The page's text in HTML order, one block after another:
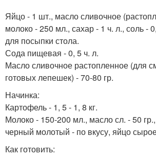
Яйцо - 1 шт., масло сливочное
молоко - 250 мл., сахар - 1 ч. л., соль -
для посыпки стола.
Сода пищевая - 0, 5 ч. л.
Масло сливочное растопленное (для
готовых лепешек) - 70-80 гр.
Начинка:
Картофель - 1, 5 - 1, 8 кг.
Молоко - 150-200 мл., масло сл. - 50
черный молотый - по вкусу, яйцо
Как готовить: